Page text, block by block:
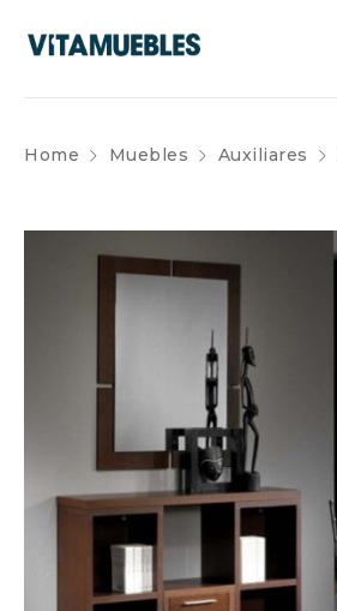
Home Muebles Auxiliares